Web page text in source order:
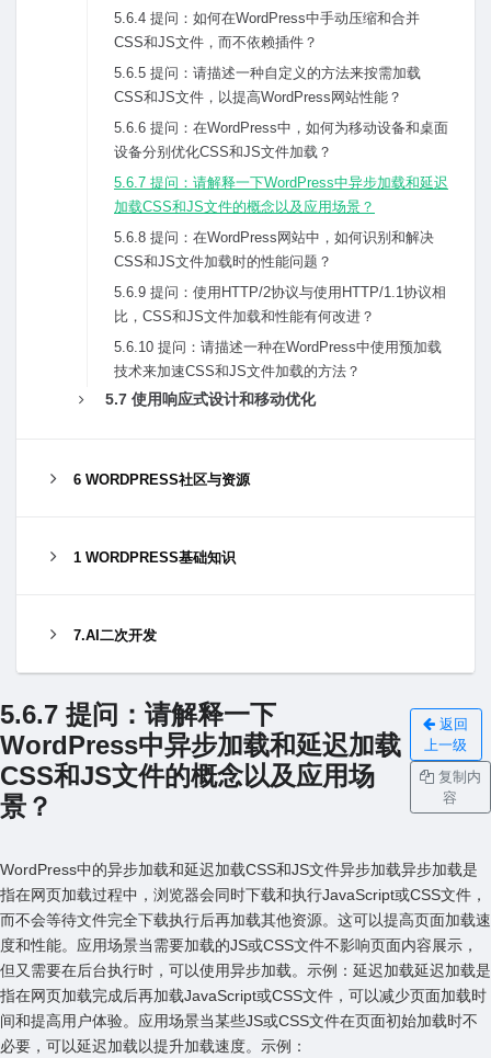
5.6.4 提问：如何在WordPress中⼿动压缩和合并
CSS和JS⽂件，⽽不依赖插件？
5.6.5 提问：请描述⼀种⾃定义的⽅法来按需加载
CSS和JS⽂件，以提⾼WordPress⽹站性能？
5.6.6 提问：在WordPress中，如何为移动设备和桌⾯
设备分别优化CSS和JS⽂件加载？
5.6.7 提问：请解释⼀下WordPress中异步加载和延迟
加载CSS和JS⽂件的概念以及应⽤场景？
5.6.8 提问：在WordPress⽹站中，如何识别和解决
CSS和JS⽂件加载时的性能问题？
5.6.9 提问：使⽤HTTP/2协议与使⽤HTTP/1.1协议相
⽐，CSS和JS⽂件加载和性能有何改进？
5.6.10 提问：请描述⼀种在WordPress中使⽤预加载
技术来加速CSS和JS⽂件加载的⽅法？
5.7 使⽤响应式设计和移动优化
6 WORDPRESS社区与资源
1 WORDPRESS基础知识
7.AI二次开发
5.6.7 提问：请解释⼀下
WordPress中异步加载和延迟加载
CSS和JS⽂件的概念以及应⽤场
景？
返回
上一级
复制内
容
WordPress中的异步加载和延迟加载CSS和JS⽂件异步加载异步加载是
指在⽹页加载过程中，浏览器会同时下载和执⾏JavaScript或CSS⽂件，
⽽不会等待⽂件完全下载执⾏后再加载其他资源。这可以提⾼页⾯加载速
度和性能。应⽤场景当需要加载的JS或CSS⽂件不影响页⾯内容展⽰，
但又需要在后台执⾏时，可以使⽤异步加载。⽰例： 延迟加载延迟加载是
指在⽹页加载完成后再加载JavaScript或CSS⽂件，可以减少页⾯加载时
间和提⾼⽤户体验。应⽤场景当某些JS或CSS⽂件在页⾯初始加载时不
必要，可以延迟加载以提升加载速度。⽰例：